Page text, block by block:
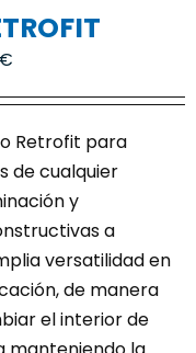
€Rango
desde
230,00 €
hasta
290,00 €
Retrofit para
de cualquier
y
a
versatilidad en
de manera
el interior de